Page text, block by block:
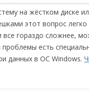
на жёстком диске
этот вопрос
гораздо сложнее,
есть
данных в ОС Windows.